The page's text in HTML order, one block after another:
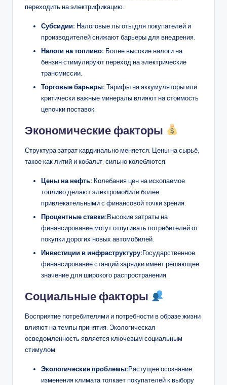
переходить на электрификацию.
Субсидии: Налоговые льготы для покупателей и
производителей снижают барьеры для внедрения.
Налоги на топливо: Более высокие налоги на
бензин стимулируют переход на электрические
трансмиссии.
Торговые барьеры: Тарифы на аккумуляторы или
критически важные минералы влияют на стоимость
цепочки поставок.
Экономические факторы
Структура затрат кардинально меняется. Цены на сырьё,
такое как литий и кобальт, сильно колеблются.
Цены на нефть: Колебания цен на ископаемое
топливо делают электромобили более
привлекательными с финансовой точки зрения.
Процентные ставки:Высокие затраты на
финансирование могут отпугивать потребителей от
покупки дорогих новых автомобилей.
Инвестиции в инфраструктуру:Государственное
финансирование станций зарядки имеет решающее
значение для широкого распространения.
Социальные факторы
Восприятие потребителями и потребности в образе жизни
влияют на темпы принятия. Экологическая
осведомленность является ключевым социальным
стимулом.
Экологические проблемы:Растущее осознание
изменения климата толкает покупателей к выбору